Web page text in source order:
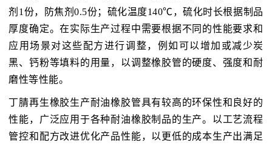
剂1份，防焦剂0.5份；硫化温度140℃，硫化时长根据制品
厚度确定。在实际生产过程中需要根据不同的性能要求和
应用场景对这些配方进行调整，例如可以增加或减少炭
黑、钙粉等填料的用量，以调整橡胶管的硬度、强度和耐
磨性等性能。
丁腈再生橡胶生产耐油橡胶管具有较高的环保性和良好的
性能，广泛应用于各种耐油橡胶制品的生产。以工艺流程
管控和配方改进优化产品性能，以更低的成本生产出满足